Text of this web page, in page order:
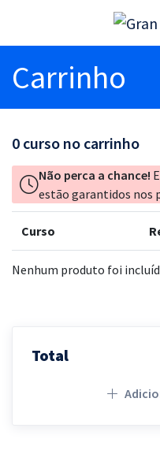
Carrinho
0 curso no carrinho
Não perca a chance!
estão garantidos nos
Curso
Nenhum produto foi
Total